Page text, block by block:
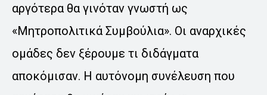
αργότερα θα γινόταν γνωστή ως
«Μητροπολιτικά Συμβούλια». Οι αναρχικές
ομάδες δεν ξέρουμε τι διδάγματα
αποκόμισαν. Η αυτόνομη συνέλευση που